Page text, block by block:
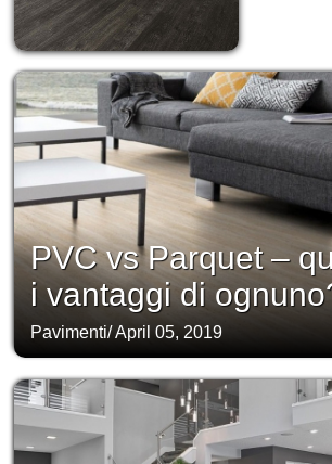
PVC vs Parquet –
i vantaggi di
Pavimenti/April 05, 2019